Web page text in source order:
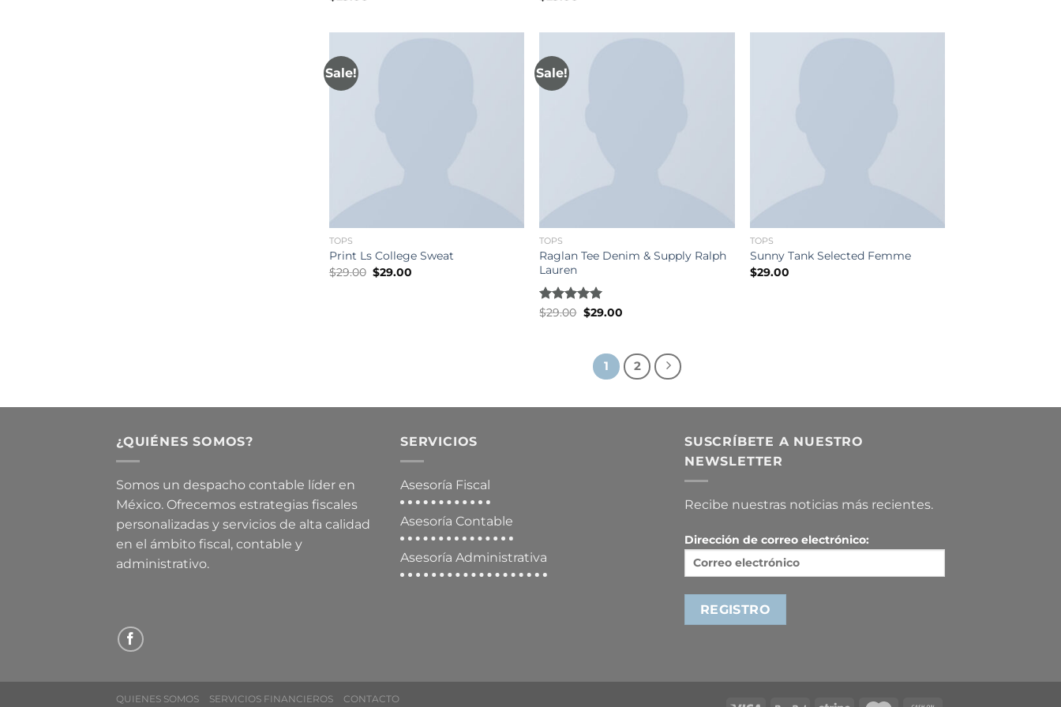
5
Sale!
TOPS
Print Ls College Sweat
$29.00 Original
price
$29.00
Sale!
TOPS
Raglan Tee Denim & Supply Ralph
Lauren
Rated5.00
$29.00 Original
price
$29.00Current
TOPS
Sunny Tank Selected Femme
$29.00
1 2
¿QUIÉNES SOMOS?
Somos un despacho contable líder en
México. Ofrecemos estrategias fiscales
personalizadas y servicios de alta calidad
en el ámbito fiscal, contable y
administrativo.
SERVICIOS
Asesoría Fiscal
Asesoría Contable
Asesoría Administrativa
SUSCRÍBETE A NUESTRO
NEWSLETTER
Recibe nuestras noticias más recientes.
Dirección de correo electrónico:
QUIENES SOMOS SERVICIOS FINANCIEROS CONTACTO